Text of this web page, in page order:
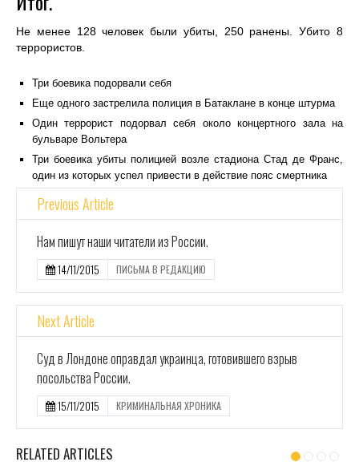
Не менее 128 человек были убиты, 250 ранены. Убито 8
террористов.
Три боевика подорвали себя
Еще одного застрелила полиция в Батаклане в конце штурма
Один террорист подорвал себя около концертного зала на
бульваре Вольтера
Три боевика убиты полицией возле стадиона Стад де Франс,
один из которых успел привести в действие пояс смертника
Previous Article
Нам пишут наши читатели из России.
14/11/2015 ПИСЬМА В РЕДАКЦИЮ
Next Article
Суд в Лондоне оправдал украинца, готовившего взрыв
посольства России.
15/11/2015 КРИМИНАЛЬНАЯ ХРОНИКА
RELATED ARTICLES